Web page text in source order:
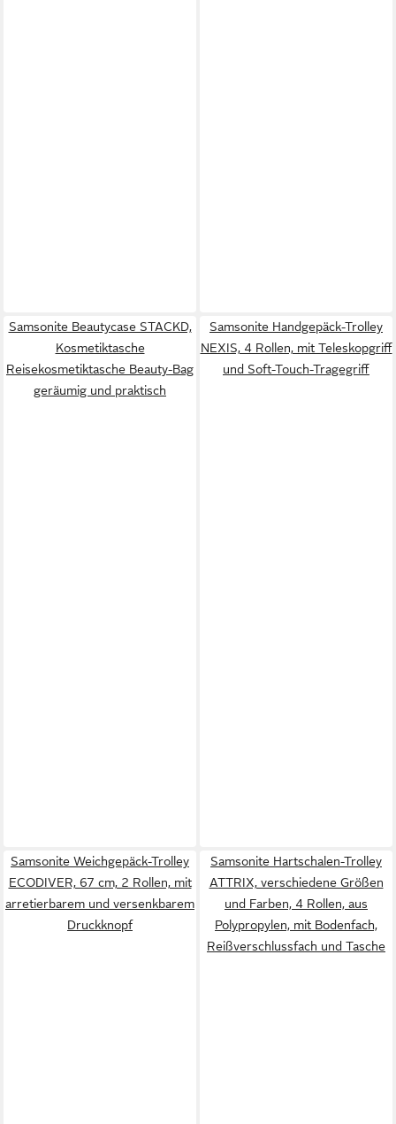
Samsonite Beautycase STACKD,
Kosmetiktasche
Reisekosmetiktasche Beauty-Bag
geräumig und praktisch
Samsonite Handgepäck-Trolley
NEXIS, 4 Rollen, mit Teleskopgriff
und Soft-Touch-Tragegriff
Samsonite Weichgepäck-Trolley
ECODIVER, 67 cm, 2 Rollen, mit
arretierbarem und versenkbarem
Druckknopf
Samsonite Hartschalen-Trolley
ATTRIX, verschiedene Größen
und Farben, 4 Rollen, aus
Polypropylen, mit Bodenfach,
Reißverschlussfach und Tasche